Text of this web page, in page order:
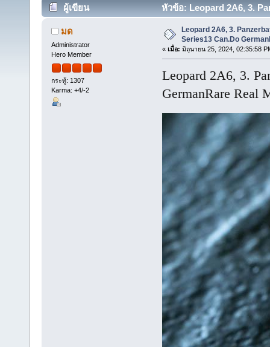
ผู้เขียน
หัวข้อ: Leopard 2A6, 3.
(อ่าน 15979 ครั้ง)
มด
Administrator
Hero Member
กระทู้: 1307
Karma: +4/-2
Leopard 2A6, 3.
Series13 Can.Do
« เมื่อ: มิถุนายน 25, 2024, 02:35:58
Leopard 2A6, 3.
GermanRare Real